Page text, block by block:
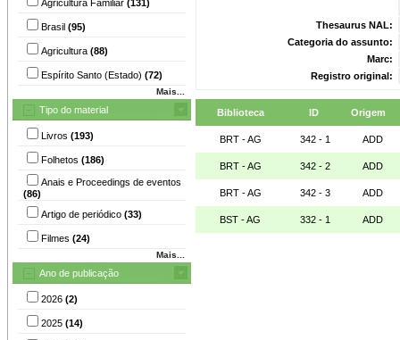
Agricultura Familiar (131)
Brasil (95)
Agricultura (88)
Espírito Santo (Estado) (72)
Mais...
Tipo do material
Livros (193)
Folhetos (186)
Anais e Proceedings de eventos
(86)
Artigo de periódico (33)
Filmes (24)
Mais...
Ano de publicação
2026 (2)
2025 (14)
Thesaurus NAL:
Categoria do assunto:
Marc:
Registro original:
Biblioteca ID Origem
BRT - AG 342 - 1 ADD
BRT - AG 342 - 2 ADD
BRT - AG 342 - 3 ADD
BST - AG 332 - 1 ADD